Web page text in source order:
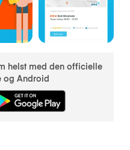
helst med den officielle
og Android